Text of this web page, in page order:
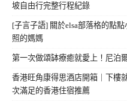
坡自由行完整行程紀錄
[子言子語] 關於elsa部落格的點
照的媽媽
第一次做頌缽療癒就愛上！尼泊
香港旺角康得思酒店開箱｜下樓
次滿足的香港住宿推薦